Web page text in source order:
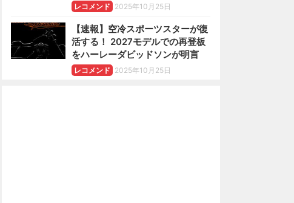
レコメンド 2025年10月25日
【速報】空冷スポーツスターが復
活する！ 2027モデルでの再登板
をハーレーダビッドソンが明言
レコメンド 2025年10月25日